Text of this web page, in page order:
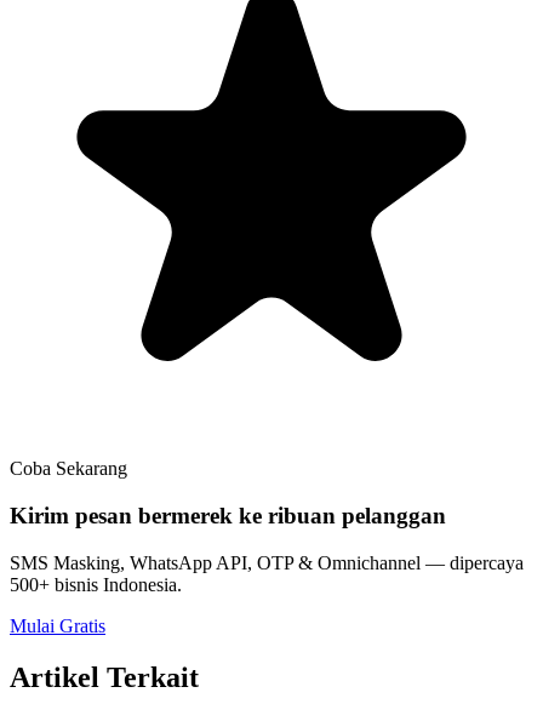
Coba Sekarang
Kirim pesan bermerek ke ribuan pelanggan
SMS Masking, WhatsApp API, OTP & Omnichannel — dipercaya
500+ bisnis Indonesia.
Mulai Gratis
Artikel Terkait